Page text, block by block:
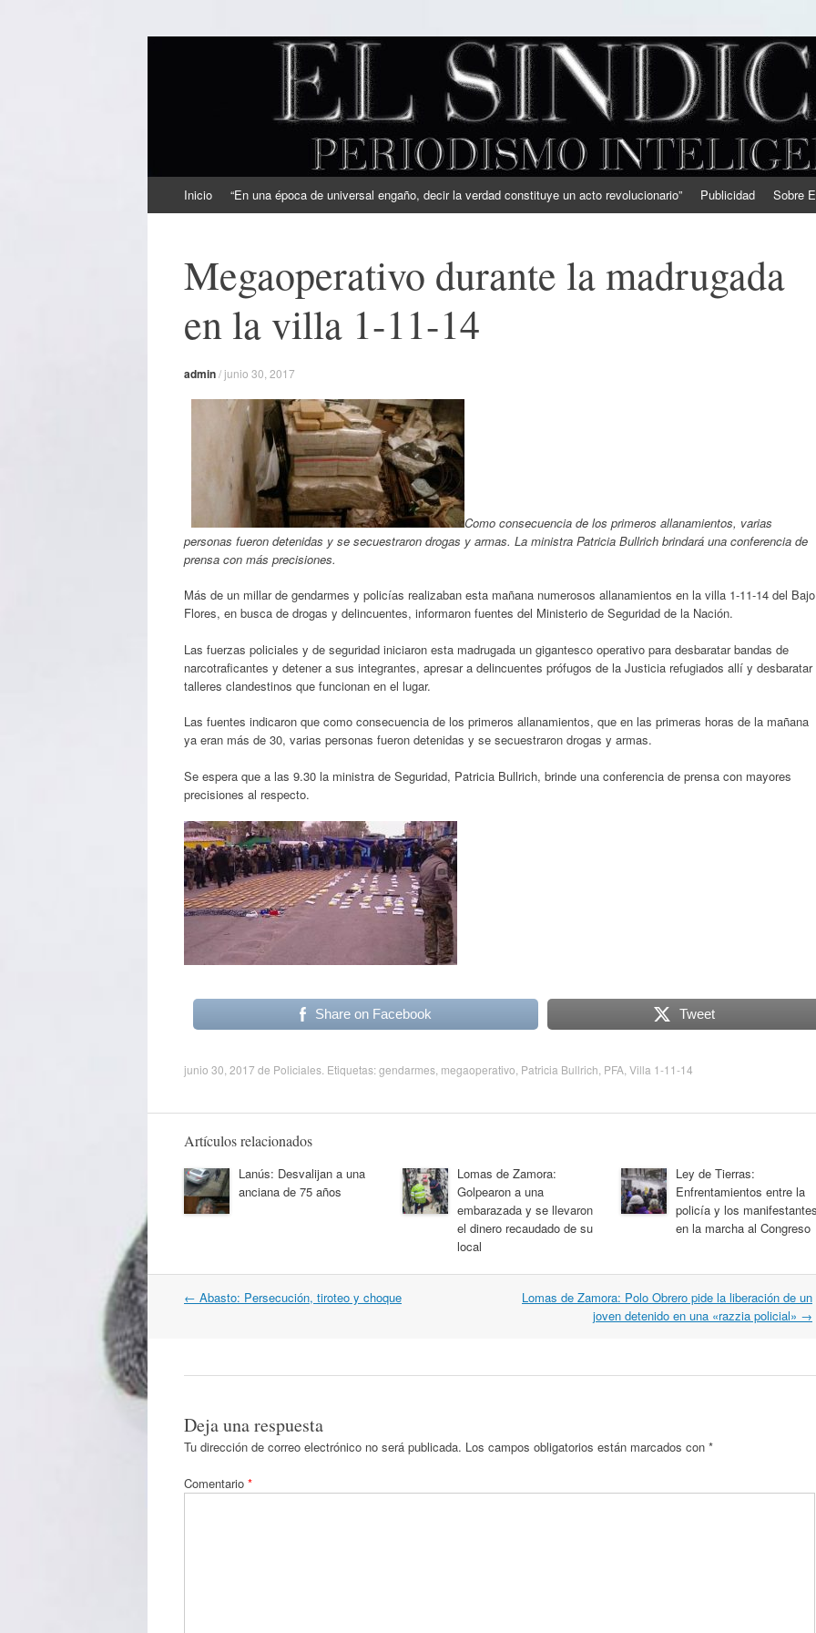
EL SINDICAL
Periodismo Inteligente
al
Inicio “En una época de universal engaño, decir la verdad constituye un acto revolucionario” Publicidad Sobre
Megaoperativo durante la madrugada
en la villa 1-11-14
admin/junio 30, 2017
Como consecuencia de los primeros allanamientos, varias
personas fueron detenidas y se secuestraron drogas y armas. La ministra Patricia Bullrich brindará una conferencia de
prensa con más precisiones.
Más de un millar de gendarmes y policías realizaban esta mañana numerosos allanamientos en la villa 1-11-14 del Bajo
Flores, en busca de drogas y delincuentes, informaron fuentes del Ministerio de Seguridad de la Nación.
Las fuerzas policiales y de seguridad iniciaron esta madrugada un gigantesco operativo para desbaratar bandas de
narcotraficantes y detener a sus integrantes, apresar a delincuentes prófugos de la Justicia refugiados allí y desbaratar
talleres clandestinos que funcionan en el lugar.
Las fuentes indicaron que como consecuencia de los primeros allanamientos, que en las primeras horas de la mañana
ya eran más de 30, varias personas fueron detenidas y se secuestraron drogas y armas.
Se espera que a las 9.30 la ministra de Seguridad, Patricia Bullrich, brinde una conferencia de prensa con mayores
precisiones al respecto.
Share on Facebook Tweet
junio 30, 2017 de Policiales . Etiquetas:gendarmes megaoperativo Patricia Bullrich PFA Villa 1-11-14
Artículos relacionados
Lanús: Desvalijan a una
anciana de 75 años
Lomas de Zamora:
Golpearon a una
embarazada y se llevaron
el dinero recaudado de su
local
Ley de Tierras:
Enfrentamientos entre la
policía y los
en la marcha al Congreso
Navegación
← Abasto: Persecución, tiroteo y choque
Lomas de Zamora: Polo Obrero pide la liberación de un
joven detenido en una «razzia policial» →
Deja una respuesta
Tu dirección de correo electrónico no será publicada. Los campos obligatorios están marcados con *
Comentario *